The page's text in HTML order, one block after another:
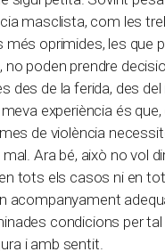
masclista, com les
més oprimides, les que
poden prendre
des de la ferida, des
meva experiència és
de violència
Ara bé, això no vol
tots els casos ni en
acompanyament
condicions per tal
i amb sentit.